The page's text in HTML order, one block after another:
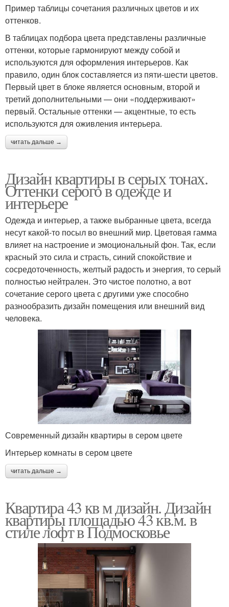
Пример таблицы сочетания различных цветов и их
оттенков.
В таблицах подбора цвета представлены различные
оттенки, которые гармонируют между собой и
используются для оформления интерьеров. Как
правило, один блок составляется из пяти-шести цветов.
Первый цвет в блоке является основным, второй и
третий дополнительными — они «поддерживают»
первый. Остальные оттенки — акцентные, то есть
используются для оживления интерьера.
читать дальше →
Дизайн квартиры в серых тонах.
Оттенки серого в одежде и
интерьере
Одежда и интерьер, а также выбранные цвета, всегда
несут какой-то посыл во внешний мир. Цветовая гамма
влияет на настроение и эмоциональный фон. Так, если
красный это сила и страсть, синий спокойствие и
сосредоточенность, желтый радость и энергия, то серый
полностью нейтрален. Это чистое полотно, а вот
сочетание серого цвета с другими уже способно
разнообразить дизайн помещения или внешний вид
человека.
Современный дизайн квартиры в сером цвете
Интерьер комнаты в сером цвете
читать дальше →
Квартира 43 кв м дизайн. Дизайн
квартиры площадью 43 кв.м. в
стиле лофт в Подмосковье